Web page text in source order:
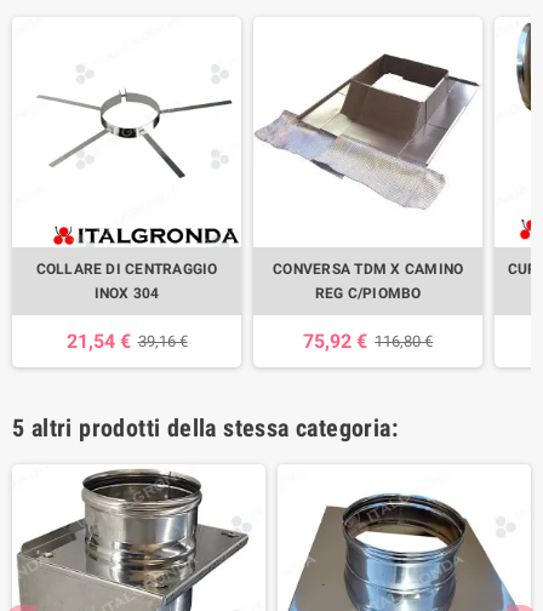
COLLARE DI CENTRAGGIO
INOX 304
21,54 € 39,16 €
CONVERSA TDM X CAMINO
REG C/PIOMBO
75,92 € 116,80 €
5 altri prodotti della stessa categoria: